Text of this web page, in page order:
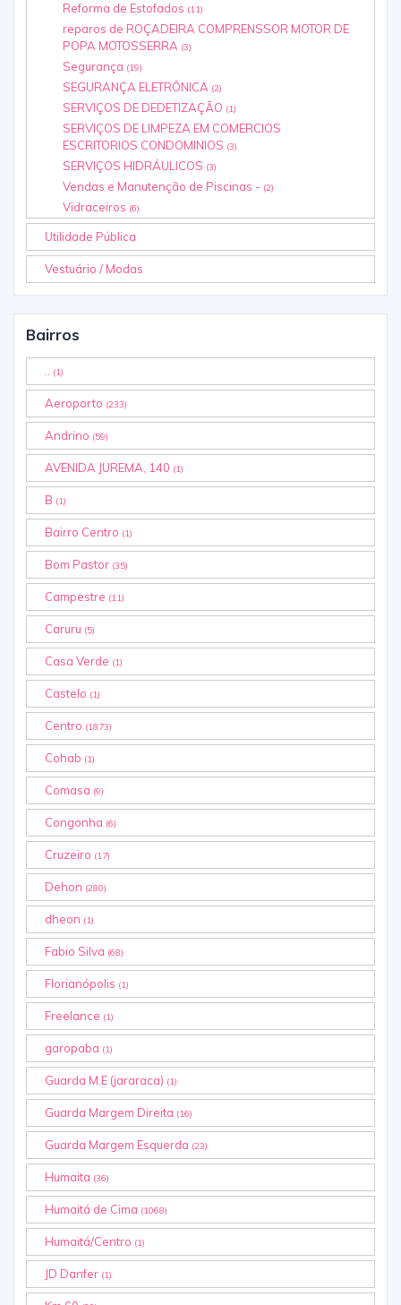
Reforma de Estofados (11)
reparos de ROÇADEIRA COMPRENSSOR MOTOR DE
POPA MOTOSSERRA (3)
Segurança (19)
SEGURANÇA ELETRÔNICA (2)
SERVIÇOS DE DEDETIZAÇÃO (1)
SERVIÇOS DE LIMPEZA EM COMERCIOS
ESCRITORIOS CONDOMINIOS (3)
SERVIÇOS HIDRÁULICOS (3)
Vendas e Manutenção de Piscinas - (2)
Vidraceiros (6)
Utilidade Pública
Vestuário / Modas
Bairros
.. (1)
Aeroporto (233)
Andrino (59)
AVENIDA JUREMA, 140 (1)
B (1)
Bairro Centro (1)
Bom Pastor (35)
Campestre (11)
Caruru (5)
Casa Verde (1)
Castelo (1)
Centro (1873)
Cohab (1)
Comasa (9)
Congonha (6)
Cruzeiro (17)
Dehon (280)
dheon (1)
Fabio Silva (68)
Florianópolis (1)
Freelance (1)
garopaba (1)
Guarda M.E (jararaca) (1)
Guarda Margem Direita (16)
Guarda Margem Esquerda (23)
Humaita (36)
Humaitá de Cima (1068)
Humaitá/Centro (1)
JD Danfer (1)